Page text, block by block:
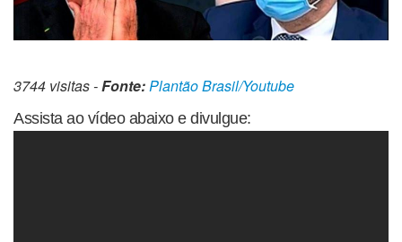
3744 visitas -Fonte:Plantão Brasil/Youtube
Assista ao vídeo abaixo e divulgue: